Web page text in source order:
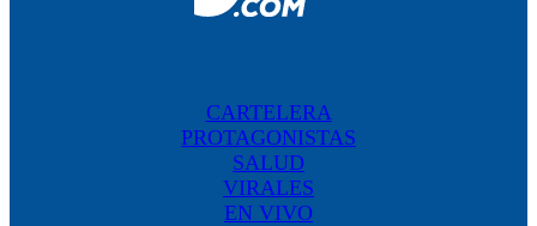
CARTELERA
PROTAGONISTAS
SALUD
VIRALES
EN VIVO